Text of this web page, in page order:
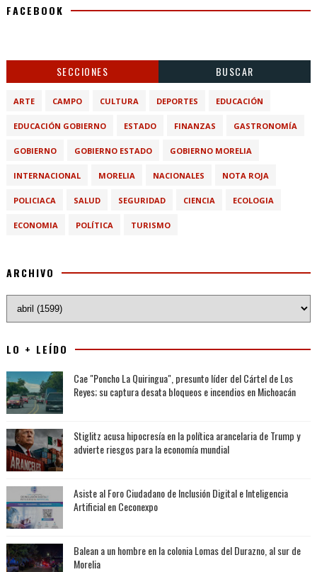
FACEBOOK
SECCIONES BUSCAR
ARTE CAMPO CULTURA DEPORTES EDUCACIÓN
EDUCACIÓN GOBIERNO ESTADO FINANZAS GASTRONOMÍA
GOBIERNO GOBIERNO ESTADO GOBIERNO MORELIA
INTERNACIONAL MORELIA NACIONALES NOTA ROJA
POLICIACA SALUD SEGURIDAD CIENCIA ECOLOGIA
ECONOMIA POLÍTICA TURISMO
ARCHIVO
LO + LEÍDO
Cae "Poncho La Quiringua", presunto líder del Cártel de Los
Reyes; su captura desata bloqueos e incendios en Michoacán
Stiglitz acusa hipocresía en la política arancelaria de Trump y
advierte riesgos para la economía mundial
Asiste al Foro Ciudadano de Inclusión Digital e Inteligencia
Artificial en Ceconexpo
Balean a un hombre en la colonia Lomas del Durazno, al sur de
Morelia